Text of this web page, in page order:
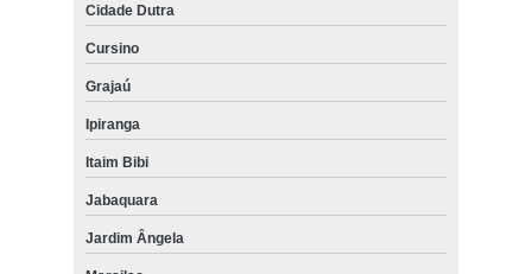
Cidade Dutra
Cursino
Grajaú
Ipiranga
Itaim Bibi
Jabaquara
Jardim Ângela